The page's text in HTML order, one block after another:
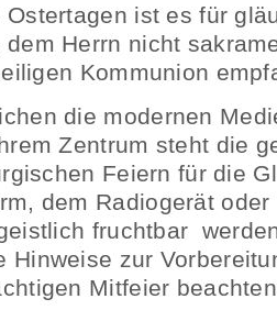
Ostertagen ist es für
Herrn nicht
Kommunion
die modernen
Zentrum steht die
Feiern für die
dem Radiogerät
fruchtbar
Hinweise zur
Mitfeier